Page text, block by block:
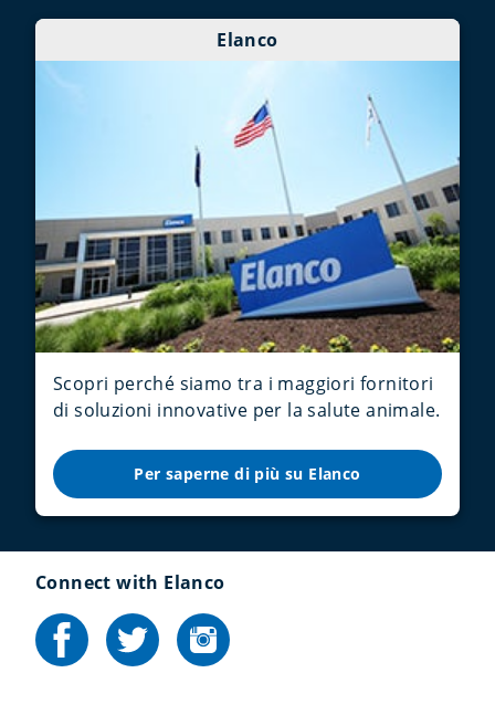
Elanco
Scopri perché siamo tra i maggiori fornitori
di soluzioni innovative per la salute animale.
Per saperne di più su Elanco
Connect with Elanco